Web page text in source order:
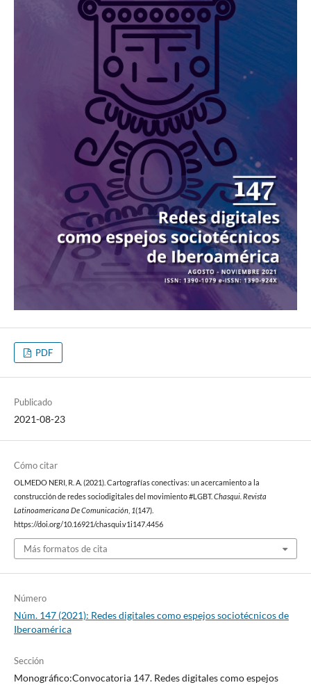
PDF
Publicado
2021-08-23
Cómo citar
OLMEDO NERI, R. A. (2021). Cartografías conectivas: un acercamiento a la
construcción de redes sociodigitales del movimiento #LGBT.Chasqui. Revista
Latinoamericana De Comunicación, 1(147).
https://doi.org/10.16921/chasqui.v1i147.4456
Más formatos de cita
Número
Núm. 147 (2021): Redes digitales como espejos sociotécnicos de
Iberoamérica
Sección
Monográfico:Convocatoria 147. Redes digitales como espejos